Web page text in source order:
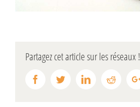
Partagez cet article sur les réseaux !
FacebookTwitterLinkedinReddit